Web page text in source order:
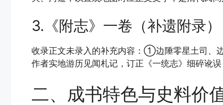
3.《附志》一卷（补遗附录）
收录正文未录入的补充内容：①边陲零星土司
作者实地游历见闻札记，订正《一统志》细碎讹
二、成书特色与史料价